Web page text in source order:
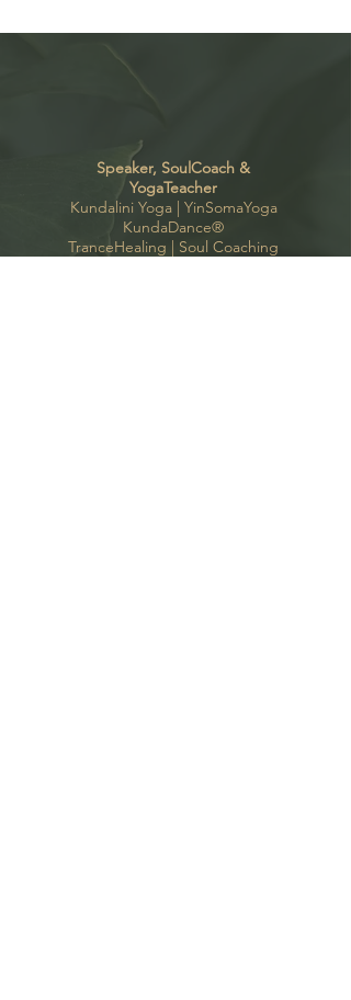
Speaker, SoulCoach &
YogaTeacher
Kundalini Yoga | YinSomaYoga
KundaDance®
TranceHealing | Soul Coaching